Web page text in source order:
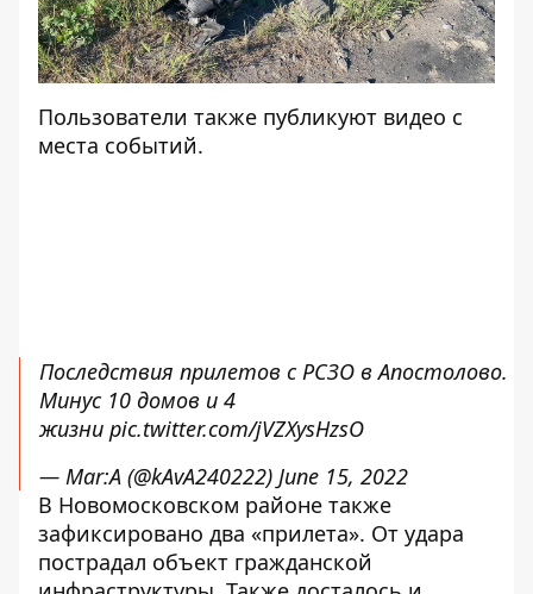
Пользователи также публикуют видео с
места событий.
Последствия прилетов с РСЗО в Апостолово.
Минус 10 домов и 4
жизни pic.twitter.com/jVZXysHzsO
— Mar:A (@kAvA240222) June 15, 2022
В Новомосковском районе также
зафиксировано два «прилета». От удара
пострадал объект гражданской